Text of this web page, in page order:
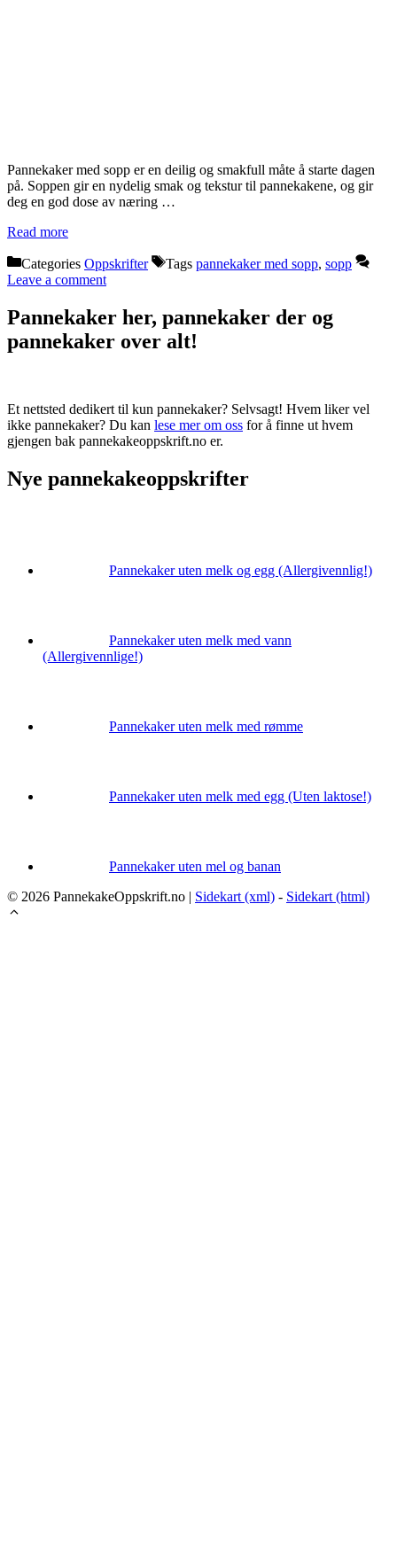
Pannekaker med sopp er en deilig og smakfull måte å starte dagen
på. Soppen gir en nydelig smak og tekstur til pannekakene, og gir
deg en god dose av næring …
Read more
Categories Oppskrifter Tags pannekaker med sopp, sopp
Leave a comment
Pannekaker her, pannekaker der og
pannekaker over alt!
Et nettsted dedikert til kun pannekaker? Selvsagt! Hvem liker vel
ikke pannekaker? Du kan lese mer om oss for å finne ut hvem
gjengen bak pannekakeoppskrift.no er.
Nye pannekakeoppskrifter
Pannekaker uten melk og egg (Allergivennlig!)
Pannekaker uten melk med vann
(Allergivennlige!)
Pannekaker uten melk med rømme
Pannekaker uten melk med egg (Uten laktose!)
Pannekaker uten mel og banan
© 2026 PannekakeOppskrift.no | Sidekart (xml) - Sidekart (html)